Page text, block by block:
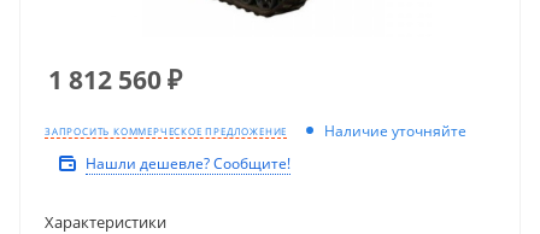
1 812 560₽
ЗАПРОСИТЬ КОММЕРЧЕСКОЕ ПРЕДЛОЖЕНИЕ
Наличие уточняйте
Нашли дешевле? Сообщите!
Характеристики